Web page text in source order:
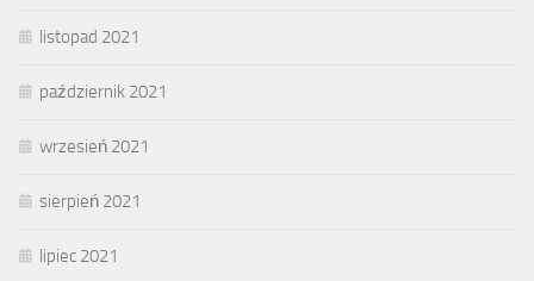
listopad 2021
październik 2021
wrzesień 2021
sierpień 2021
lipiec 2021